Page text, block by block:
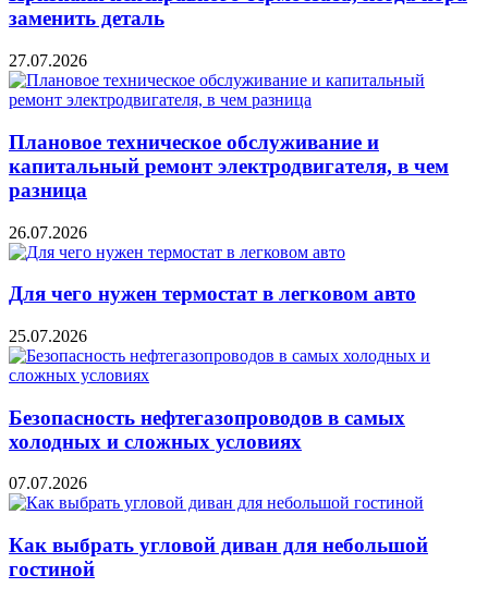
заменить деталь
27.07.2026
Плановое техническое обслуживание и
капитальный ремонт электродвигателя, в чем
разница
26.07.2026
Для чего нужен термостат в легковом авто
25.07.2026
Безопасность нефтегазопроводов в самых
холодных и сложных условиях
07.07.2026
Как выбрать угловой диван для небольшой
гостиной